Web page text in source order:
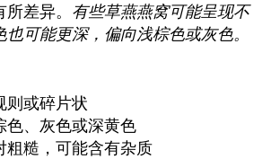
差异。 有些草燕燕窝可能呈现不
可能更深，偏向浅棕色或灰色。
则或碎片状
色、灰色或深黄色
粗糙，可能含有杂质